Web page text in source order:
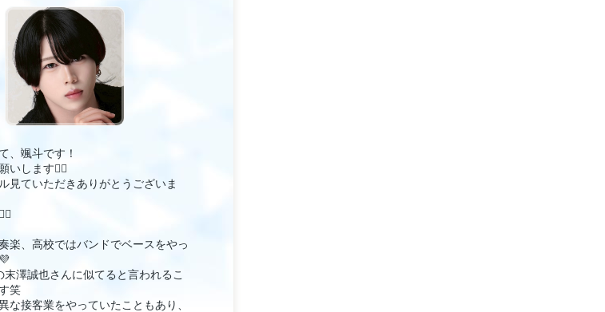
、颯斗です！
いします🙂‍↕️
見ていただきありがとうございま
楽、高校ではバンドでベースをやっ
末澤誠也さんに似てると言われるこ
笑
な接客業をやっていたこともあり、